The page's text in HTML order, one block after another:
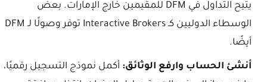
يتيح التداول في DFM للمقيمين خارج الإمارات. بعض
الوسطاء الدوليين كـ Interactive Brokers توفر وصولًا لـ DFM
أيضًا.
أنشئ الحساب وارفع الوثائق: أكمل نموذج التسجيل رقميًا،